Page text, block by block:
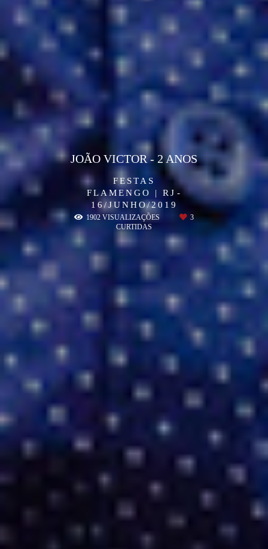
FESTAS
FLAMENGO | RJ
16/JUNHO/2019
JOÃO VICTOR - 2 ANOS
1902 VISUALIZAÇÕES
3
CURTIDAS